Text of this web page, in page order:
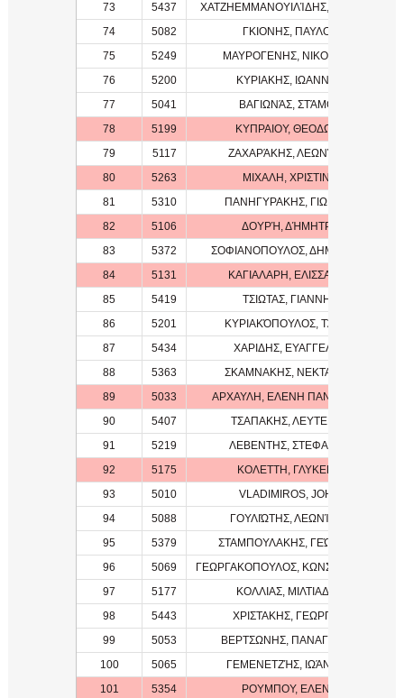
73
5437
ΧΑΤΖΗΕΜΜΑΝΟΥΙΛΊΔΗΣ, ΙΩΆΝΝΗΣ
74
5082
ΓΚΙΟΝΗΣ, ΠΑΥΛΟΣ
75
5249
ΜΑΥΡΟΓΕΝΗΣ, ΝΙΚΟΛΑΟΣ
76
5200
ΚΥΡΙΑΚΗΣ, ΙΩΑΝΝΗΣ
77
5041
ΒΑΓΙΩΝΆΣ, ΣΤΆΜΟΣ
78
5199
ΚΥΠΡΑΙΟΥ, ΘΕΟΔΩΡΑ
79
5117
ΖΑΧΑΡΆΚΗΣ, ΛΕΩΝΊΔΑΣ
80
5263
ΜΙΧΑΛΗ, ΧΡΙΣΤΙΝΑ
81
5310
ΠΑΝΗΓΥΡΑΚΗΣ, ΓΙΩΡΓΟΣ
82
5106
ΔΟΥΡΉ, ΔΉΜΗΤΡΑ
83
5372
ΣΟΦΙΑΝΟΠΟΥΛΟΣ, ΔΗΜΗΤΡΗΣ
84
5131
ΚΑΓΙΑΛΑΡΗ, ΕΛΙΣΣΑΒΕΤ
85
5419
ΤΣΙΩΤΑΣ, ΓΙΑΝΝΗΣ
86
5201
ΚΥΡΙΑΚΌΠΟΥΛΟΣ, ΤΆΣΟΣ
87
5434
ΧΑΡΙΔΗΣ, ΕΥΑΓΓΕΛΟΣ
88
5363
ΣΚΑΜΝΑΚΗΣ, ΝΕΚΤΑΡΙΟΣ
89
5033
ΑΡΧΑΥΛΗ, ΕΛΕΝΗ ΠΑΝΑΓΙΩΤΑ
90
5407
ΤΣΑΠΑΚΗΣ, ΛΕΥΤΕΡΗΣ
91
5219
ΛΕΒΕΝΤΗΣ, ΣΤΕΦΑΝΟΣ
92
5175
ΚΟΛΕΤΤΗ, ΓΛΥΚΕΡΙΑ
93
5010
VLADIMIROS, JOHN
94
5088
ΓΟΥΛΙΏΤΗΣ, ΛΕΩΝΊΔΑΣ
95
5379
ΣΤΑΜΠΟΥΛΑΚΗΣ, ΓΕΏΡΓΙΟΣ
96
5069
ΓΕΩΡΓΑΚΟΠΟΥΛΟΣ, ΚΩΝΣΤΑΝΤΙΝΟΣ
97
5177
ΚΟΛΛΙΑΣ, ΜΙΛΤΙΑΔΗΣ
98
5443
ΧΡΙΣΤΑΚΗΣ, ΓΕΩΡΓΙΟΣ
99
5053
ΒΕΡΤΣΩΝΗΣ, ΠΑΝΑΓΙΩΤΗΣ
100
5065
ΓΕΜΕΝΕΤΖΉΣ, ΙΩΆΝΝΗΣ
101
5354 ΡΟΥΜΠΟΥ, ΕΛΕΝΗ